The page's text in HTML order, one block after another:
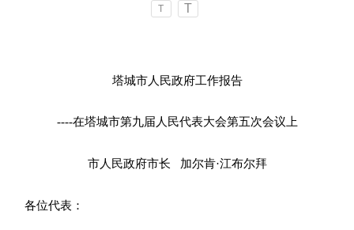
T T
塔城市人民政府工作报告
----在塔城市第九届人民代表大会第五次会议上
市人民政府市长 加尔肯·江布尔拜
各位代表：